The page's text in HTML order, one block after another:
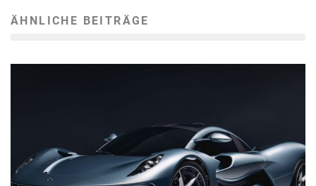
ÄHNLICHE BEITRÄGE